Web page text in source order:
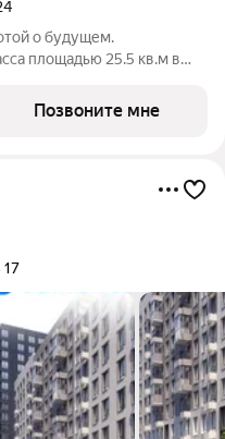
о будущем.
площадью 25.5 кв.м в
быть Позвоните мне
17